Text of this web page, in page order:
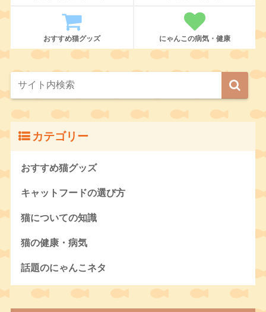
おすすめ猫グッズ にゃんこの病気・健康
カテゴリー
おすすめ猫グッズ
キャットフードの選び方
猫についての知識
猫の健康・病気
話題のにゃんこネタ